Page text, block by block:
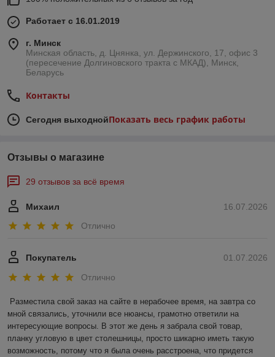
Работает с 16.01.2019
г. Минск
Минская область, д. Цнянка, ул. Держинского, 17, офис 3
(пересечение Долгиновского тракта с МКАД), Минск,
Беларусь
Контакты
Сегодня выходнойПоказать весь график работы
Отзывы о магазине
29 отзывов за всё время
16.07.2026
Михаил
Отлично
01.07.2026
Покупатель
Отлично
Разместила свой заказ на сайте в нерабочее время, на завтра со
мной связались, уточнили все нюансы, грамотно ответили на
интересующие вопросы. В этот же день я забрала свой товар,
планку угловую в цвет столешницы, просто шикарно иметь такую
возможность, потому что я была очень расстроена, что придется